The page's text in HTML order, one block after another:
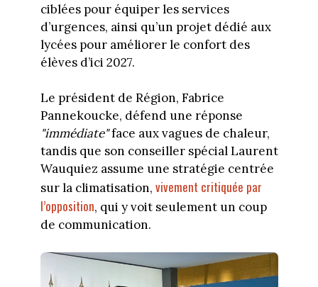
ciblées pour équiper les services
d’urgences, ainsi qu’un projet dédié aux
lycées pour améliorer le confort des
élèves d’ici 2027.
Le président de Région, Fabrice
Pannekoucke, défend une réponse
"immédiate"face aux vagues de chaleur,
tandis que son conseiller spécial Laurent
Wauquiez assume une stratégie centrée
sur la climatisation, vivement critiquée par
l’opposition, qui y voit seulement un coup
de communication.